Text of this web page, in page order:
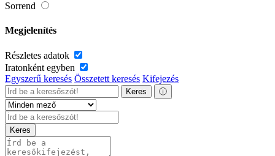
Sorrend
Megjelenítés
Részletes adatok
Iratonként egyben
Egyszerű keresés Összetett keresés Kifejezés
Keres ⓘ
Keres